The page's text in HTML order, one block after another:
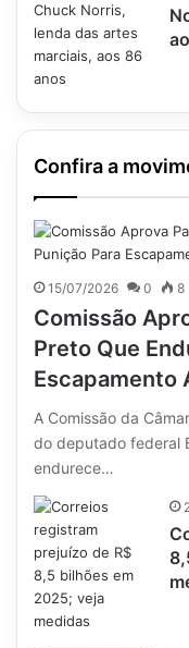
Confira a
15/07/2026 0 8
Comissão
Preto Que
Escapamento
A Comissão da
do deputado federal
endurece…